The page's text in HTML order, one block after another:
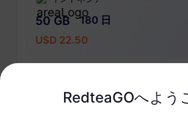
50 GB
180 日
USD 22.50
インドネシアを含む地域パッケー
RedteaGOへよう